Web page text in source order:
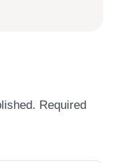
Required